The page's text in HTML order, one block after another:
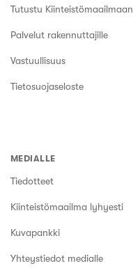
Tutustu Kiinteistömaailmaan
Palvelut rakennuttajille
Vastuullisuus
Tietosuojaseloste
MEDIALLE
Tiedotteet
Kiinteistömaailma lyhyesti
Kuvapankki
Yhteystiedot medialle